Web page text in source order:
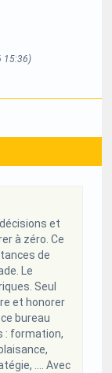
15:36)
et
à zéro. Ce
de
Le
Seul
et honorer
bureau
: formation,
.... Avec